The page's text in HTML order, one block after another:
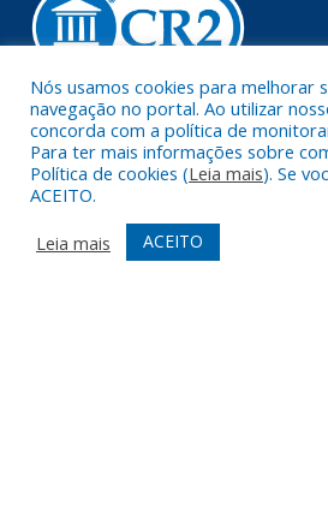
Muito mais quecriar siteousistema
Realizamos umaassessoriacompleta,
contrato que todas as exigências das
públicaserão atendidas.
PNTPe oRadar da
Nós usamos cookies para melhorar
navegação no portal. Ao utilizar
concorda com a política de
Para ter mais informações sobre
Política de cookies (Leia mais). Se
ACEITO.
Leia mais
ACEITO